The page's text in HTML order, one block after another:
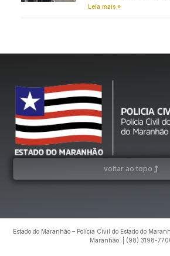
Leia mais »
voltar ao topo
Estado do Maranhão – Polícia Civil do Estado do
Maranhão. | (98) 3198-